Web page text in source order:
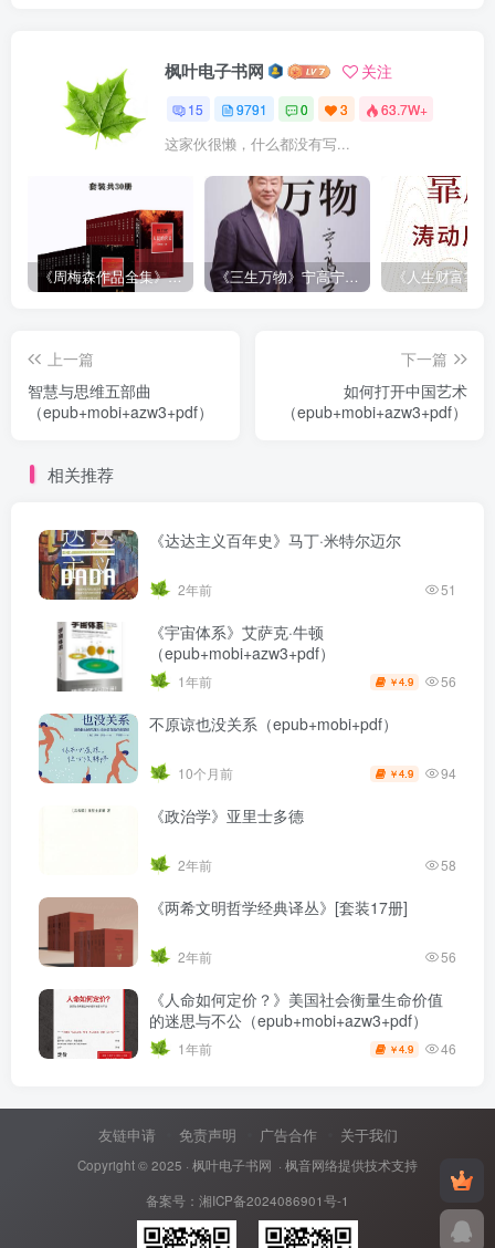
枫叶电子书网 关注
15 9791 0 3 63.7W+
这家伙很懒，什么都没有写...
《周梅森作品全集》[共30册] 《三生万物》宁高宁（epub+mobi+azw3+pdf）
上一篇
智慧与思维五部曲
（epub+mobi+azw3+pdf）
下一篇
如何打开中国艺术
（epub+mobi+azw3+pdf）
相关推荐
《达达主义百年史》马丁·米特尔迈尔
2年前 51
《宇宙体系》艾萨克·牛顿
（epub+mobi+azw3+pdf）
1年前 ￥4.9 56
不原谅也没关系（epub+mobi+pdf）
10个月前 ￥4.9 94
《政治学》亚里士多德
2年前 58
《两希文明哲学经典译丛》[套装17册]
2年前 56
《人命如何定价？》美国社会衡量生命价值
的迷思与不公（epub+mobi+azw3+pdf）
1年前 ￥4.9 46
友链申请 免责声明 广告合作 关于我们
Copyright © 2025 · 枫叶电子书网 · 枫音网络提供技术支持
备案号： 湘ICP备2024086901号-1